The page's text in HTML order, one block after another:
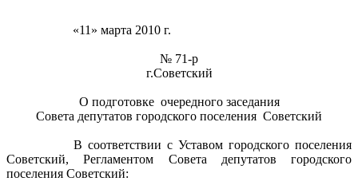
«11» марта 2010 г.
№ 71-р
г.Советский
О подготовке очередного заседания
Совета депутатов городского поселения Советский
В соответствии с Уставом городского поселения
Советский, Регламентом Совета депутатов городского
поселения Советский: